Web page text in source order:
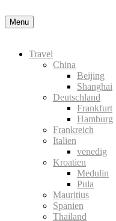
Menu
Travel
China
Beijing
Shanghai
Deutschland
Frankfurt
Hamburg
Frankreich
Italien
venedig
Kroatien
Medulin
Pula
Mauritius
Spanien
Thailand
Nähere Information zu den